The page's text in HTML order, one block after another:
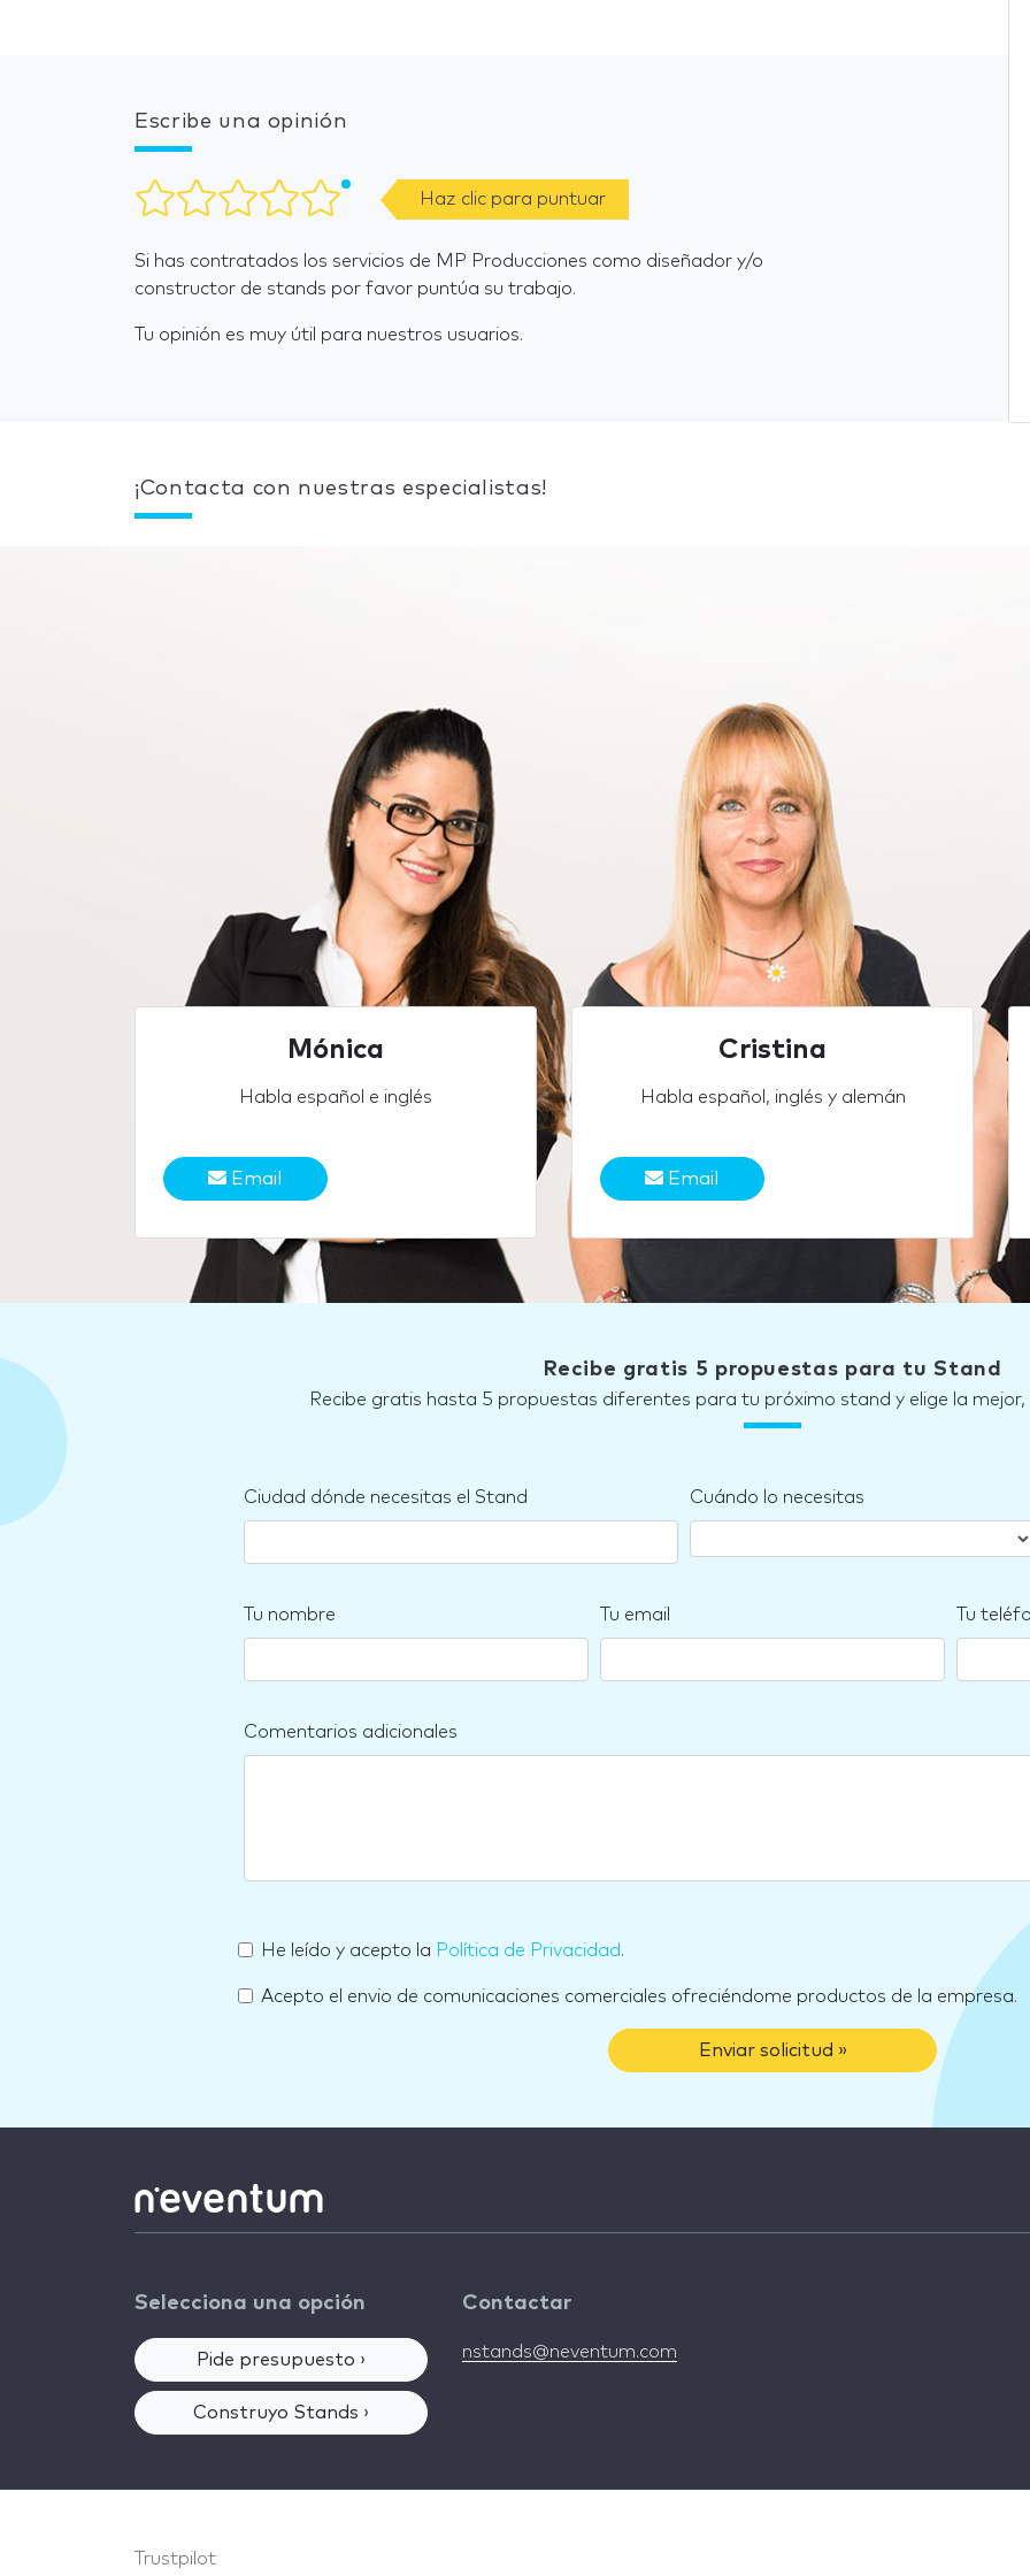
Escribe una opinión
Haz clic para puntuar
Si has contratados los servicios de MP Producciones como diseñador y/o
constructor de stands por favor puntúa su trabajo.
Tu opinión es muy útil para nuestros usuarios.
¡Contacta con nuestras especialistas!
Mónica
Habla español e inglés
Email
Cristina
Habla español, inglés y alemán
Email
Recibe gratis 5 propuestas para tu Stand
Recibe gratis hasta 5 propuestas diferentes para tu próximo stand y elige la
Ciudad dónde necesitas el Stand Cuándo lo necesitas
Tu nombre Tu email Tu
Comentarios adicionales
He leído y acepto la Política de Privacidad.
Acepto el envio de comunicaciones comerciales ofreciéndome productos de la empresa.
Enviar solicitud »
Selecciona una opción
Pide presupuesto ›
Construyo Stands ›
Contactar
nstands@neventum.com
Trustpilot